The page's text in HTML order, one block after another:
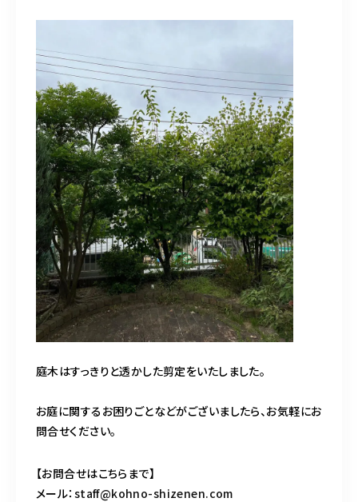
庭木はすっきりと透かした剪定をいたしました。
お庭に関するお困りごとなどがございましたら、お気軽にお
問合せください。
【お問合せはこちらまで】
メール： staff@kohno-shizenen.com